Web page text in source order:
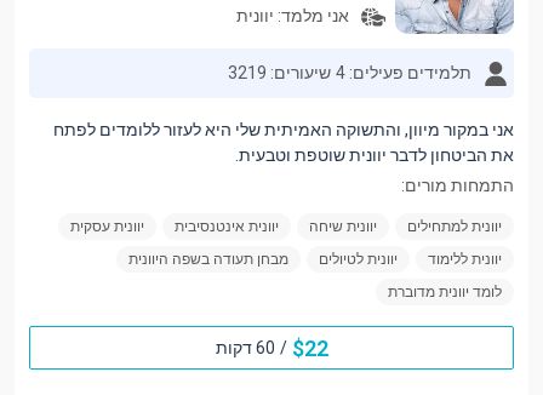
אני מלמד: יוונית
תלמידים פעילים: 4 שיעורים: 3219
אני במקור מיוון, והתשוקה האמיתית שלי היא לעזור ללומדים לפתח
את הביטחון לדבר יוונית שוטפת וטבעית.
התמחות מורים:
יוונית למתחילים יוונית שיחה יוונית אינטנסיבית
יוונית עסקית
יוונית ללימוד
יוונית לטיולים
מבחן תעודה בשפה היוונית
לומד יוונית מדוברת
22
$
/ 60 דקות